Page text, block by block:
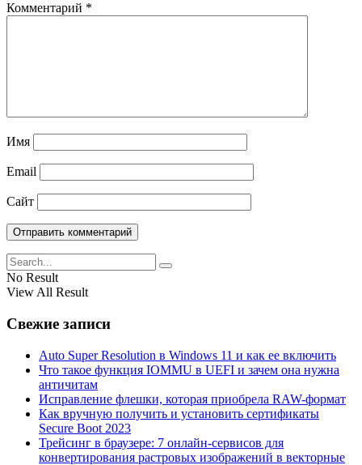
Комментарий *
Имя
Email
Сайт
No Result
View All Result
Свежие записи
Auto Super Resolution в Windows 11 и как ее включить
Что такое функция IOMMU в UEFI и зачем она нужна
античитам
Исправление флешки, которая приобрела RAW-формат
Как вручную получить и установить сертификаты
Secure Boot 2023
Трейсинг в браузере: 7 онлайн-сервисов для
конвертирования растровых изображений в векторные